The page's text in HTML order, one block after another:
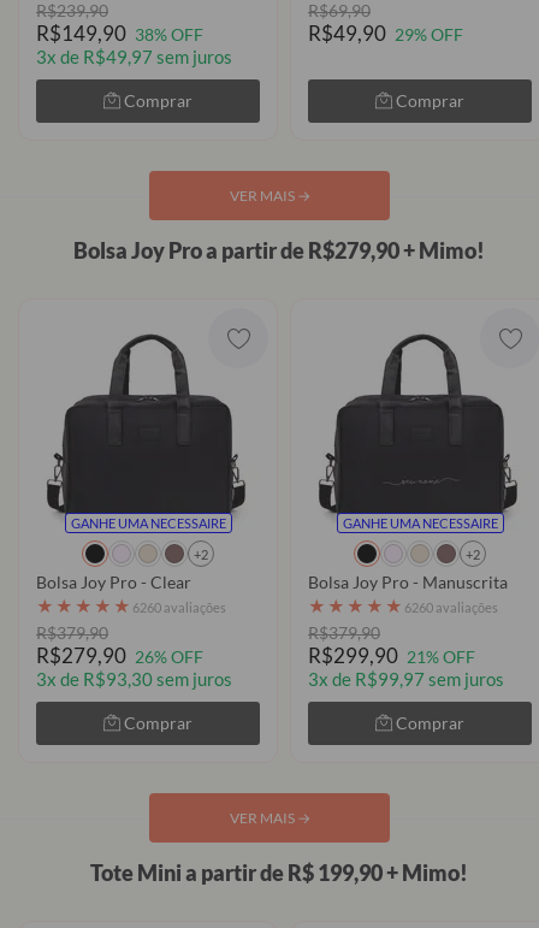
R$239,90
R$149,90 38% OFF
3x de R$49,97 sem juros
Comprar
R$69,90
R$49,90 29% OFF
Comprar
VER MAIS →
Bolsa Joy Pro a partir de R$279,90 + Mimo!
GANHE UMA NECESSAIRE
+2
Bolsa Joy Pro - Clear
★ ★ ★ ★ ★ 6260 avaliações
R$379,90
R$279,90 26% OFF
3x de R$93,30 sem juros
Comprar
GANHE UMA NECESSAIRE
+2
Bolsa Joy Pro - Manuscrita
★ ★ ★ ★ ★ 6260 avaliações
R$379,90
R$299,90 21% OFF
3x de R$99,97 sem juros
Comprar
VER MAIS →
Tote Mini a partir de R$ 199,90 + Mimo!